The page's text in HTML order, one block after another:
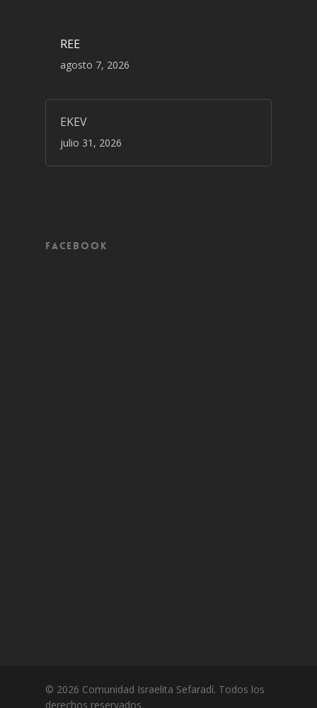
REE
agosto 7, 2026
EKEV
julio 31, 2026
Facebook
© 2026 Comunidad Israelita Sefaradí. Todos los
derechos reservados.